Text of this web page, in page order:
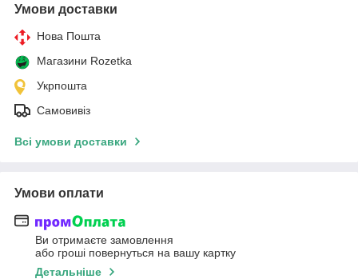
Умови доставки
Нова Пошта
Магазини Rozetka
Укрпошта
Самовивіз
Всі умови доставки
Умови оплати
Ви отримаєте замовлення
або гроші повернуться на вашу картку
Детальніше